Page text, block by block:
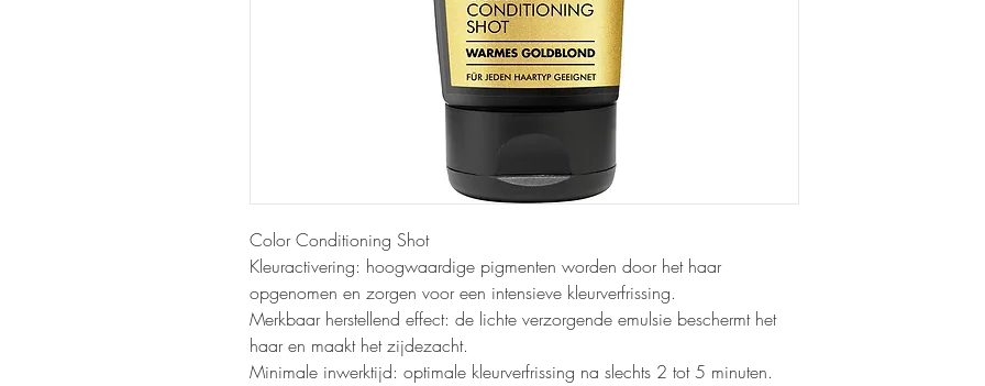
Color Conditioning Shot
Kleuractivering: hoogwaardige pigmenten worden door het haar
opgenomen en zorgen voor een intensieve kleurverfrissing.
Merkbaar herstellend effect: de lichte verzorgende emulsie beschermt het
haar en maakt het zijdezacht.
Minimale inwerktijd: optimale kleurverfrissing na slechts 2 tot 5 minuten.